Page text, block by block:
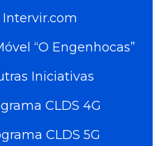
Intervir.com
“O Engenhocas”
Iniciativas
CLDS 4G
CLDS 5G